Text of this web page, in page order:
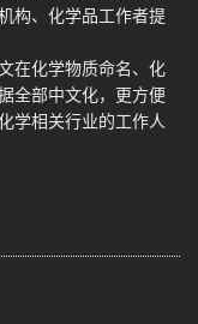
构、化学品工作者提
在化学物质命名、化
全部中文化，更方便
学相关行业的工作人